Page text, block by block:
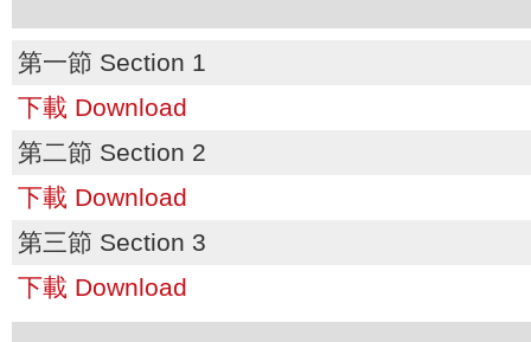
第一節 Section 1
下載 Download
第二節 Section 2
下載 Download
第三節 Section 3
下載 Download